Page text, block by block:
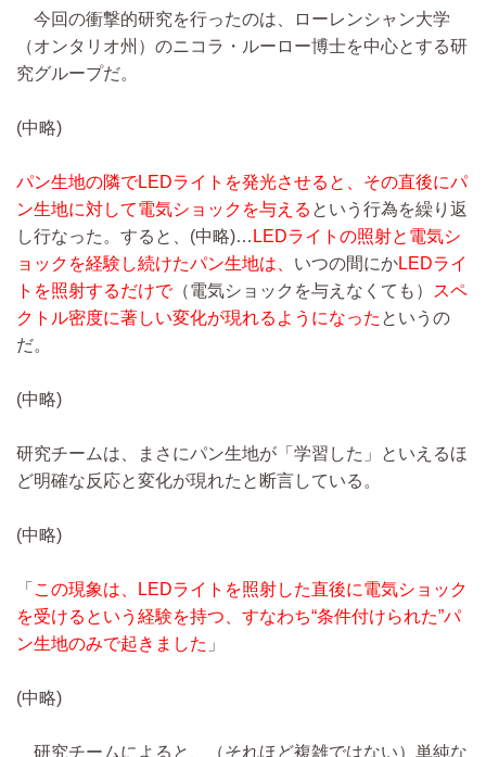
今回の衝撃的研究を行ったのは、ローレンシャン大学
（オンタリオ州）のニコラ・ルーロー博士を中心とする研
究グループだ。
(中略)
パン生地の隣でLEDライトを発光させると、その直後にパ
ン生地に対して電気ショックを与える という行為を繰り返
し行なった。すると、 (中略)… LEDライトの照射と電気シ
ョックを経験し続けたパン生地は、 いつの間にかLEDライ
トを照射するだけで（電気ショックを与えなくても） スペ
クトル密度に著しい変化が現れるようになった というの
だ。
(中略)
研究チームは、まさにパン生地が「学習した」といえるほ
ど明確な反応と変化が現れたと断言している。
(中略)
「 この現象は、LEDライトを照射した直後に電気ショック
を受けるという経験を持つ、すなわち“条件付けられた”パ
ン生地のみで起きました 」
(中略)
研究チームによると、（それほど複雑ではない）単純な